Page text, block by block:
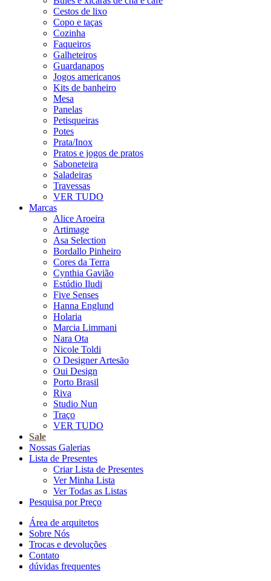
Cestos de lixo
Copo e taças
Cozinha
Faqueiros
Galheteiros
Guardanapos
Jogos americanos
Kits de banheiro
Mesa
Panelas
Petisqueiras
Potes
Prata/Inox
Pratos e jogos de pratos
Saboneteira
Saladeiras
Travessas
VER TUDO
Marcas
Alice Aroeira
Artimage
Asa Selection
Bordallo Pinheiro
Cores da Terra
Cynthia Gavião
Estúdio Iludi
Five Senses
Hanna Englund
Holaria
Marcia Limmani
Nara Ota
Nicole Toldi
O Designer Artesão
Oui Design
Porto Brasil
Riva
Studio Nun
Traço
VER TUDO
Sale
Nossas Galerias
Lista de Presentes
Criar Lista de Presentes
Ver Minha Lista
Ver Todas as Listas
Pesquisa por Preço
Área de arquitetos
Sobre Nós
Trocas e devoluções
Contato
dúvidas frequentes